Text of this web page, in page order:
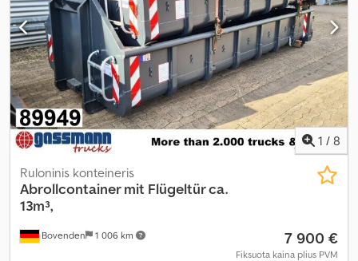
1 / 8
Bovenden 1 006 km
Ruloninis konteineris
Abrollcontainer mit Flügeltür ca.
13m³,
7 900 €
Fiksuota kaina plius PVM